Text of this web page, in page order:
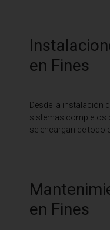
en Fines
Desde la instalación
sistemas completos
se encargan de todo
en Fines